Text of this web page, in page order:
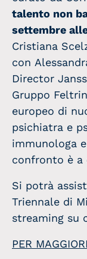
talento non
settembre
Cristiana
con
Director
Gruppo
europeo di
psichiatra e
immunologa
confronto è a
Si potrà
Triennale di
streaming su
PER